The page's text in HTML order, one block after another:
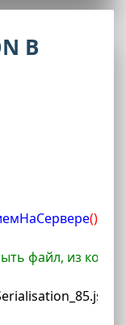
В
()
файл, из